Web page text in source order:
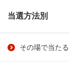
当選方法別
その場で当たる